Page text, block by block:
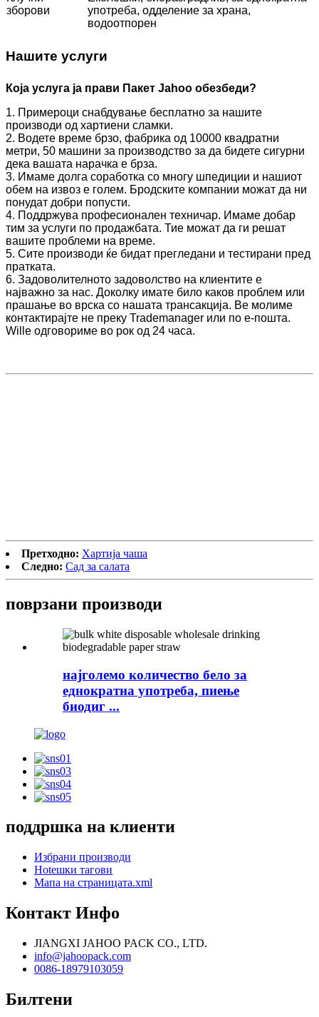
зборови
употреба, одделение за храна,
водоотпорен
Нашите услуги
Која услуга ја прави Пакет Jahoo обезбеди?
1. Примероци снабдување бесплатно за нашите
производи од хартиени сламки.
2. Водете време брзо, фабрика од 10000 квадратни
метри, 50 машини за производство за да бидете сигурни
дека вашата нарачка е брза.
3. Имаме долга соработка со многу шпедиции и нашиот
обем на извоз е голем. Бродските компании можат да ни
понудат добри попусти.
4. Поддржува професионален техничар. Имаме добар
тим за услуги по продажбата. Тие можат да ги решат
вашите проблеми на време.
5. Сите производи ќе бидат прегледани и тестирани пред
пратката.
6. Задоволителното задоволство на клиентите е
најважно за нас. Доколку имате било каков проблем или
прашање во врска со нашата трансакција. Ве молиме
контактирајте не преку Trademanager или по е-пошта.
Willе одговориме во рок од 24 часа.
Претходно: Хартија чаша
Следно: Сад за салата
поврзани производи
најголемо количество бело за
еднократна употреба, пиење
биодиг ...
поддршка на клиенти
Избрани производи
Hotешки тагови
Мапа на страницата.xml
Контакт Инфо
JIANGXI JAHOO PACK CO., LTD.
info@jahoopack.com
0086-18979103059
Билтени